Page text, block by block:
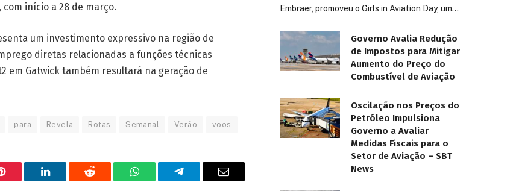
início a 28 de março.
um investimento expressivo na região de
diretas relacionadas a funções técnicas
em Gatwick também resultará na geração de
para Revela Rotas Semanal Verão voos
Pinterest LinkedIn Reddit WhatsAppTelegramaE-
Embraer, promoveu o Girls in Aviation Day, um…
Governo Avalia Redução
de Impostos para Mitigar
Aumento do Preço do
Combustível de Aviação
Oscilação nos Preços do
Petróleo Impulsiona
Governo a Avaliar
Medidas Fiscais para o
Setor de Aviação – SBT
News